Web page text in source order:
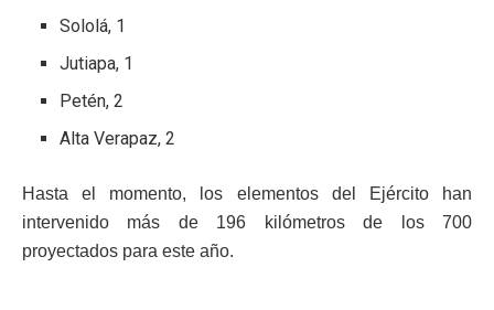
Sololá, 1
Jutiapa, 1
Petén, 2
Alta Verapaz, 2
Hasta el momento, los elementos del Ejército han
intervenido más de 196 kilómetros de los 700
proyectados para este año.